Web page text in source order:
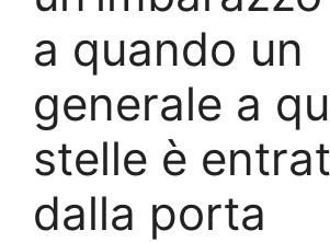
a quando un
generale a
stelle è
dalla porta